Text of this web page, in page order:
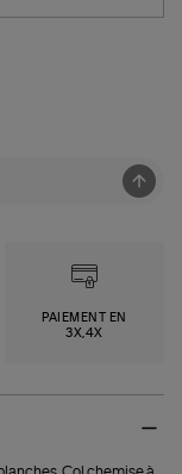
PAIEMENT EN
3X,4X